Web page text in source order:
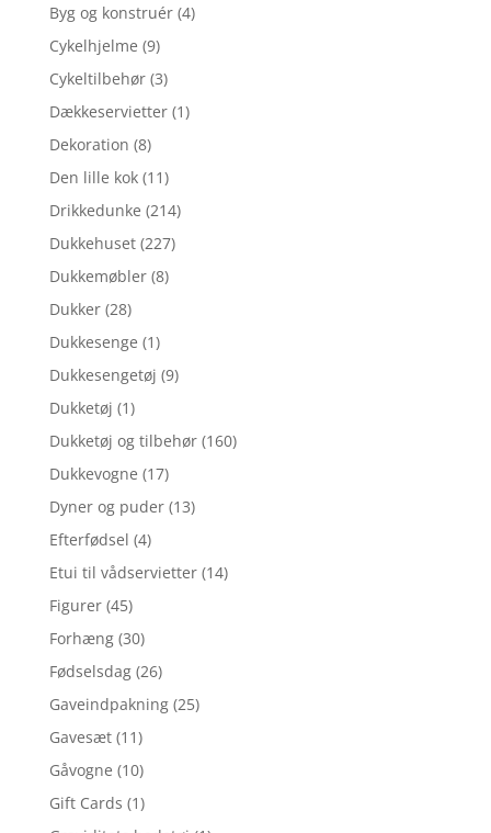
Byg og konstruér (4)
Cykelhjelme (9)
Cykeltilbehør (3)
Dækkeservietter (1)
Dekoration (8)
Den lille kok (11)
Drikkedunke (214)
Dukkehuset (227)
Dukkemøbler (8)
Dukker (28)
Dukkesenge (1)
Dukkesengetøj (9)
Dukketøj (1)
Dukketøj og tilbehør (160)
Dukkevogne (17)
Dyner og puder (13)
Efterfødsel (4)
Etui til vådservietter (14)
Figurer (45)
Forhæng (30)
Fødselsdag (26)
Gaveindpakning (25)
Gavesæt (11)
Gåvogne (10)
Gift Cards (1)